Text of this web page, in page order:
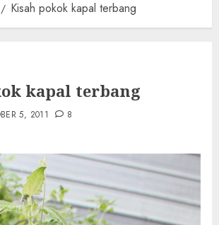
Kisah pokok kapal terbang
kapal terbang
5, 2011 8